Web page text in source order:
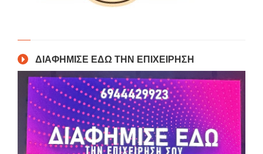
ΔΙΑΦΗΜΙΣΕ ΕΔΩ ΤΗΝ ΕΠΙΧΕΙΡΗΣΗ